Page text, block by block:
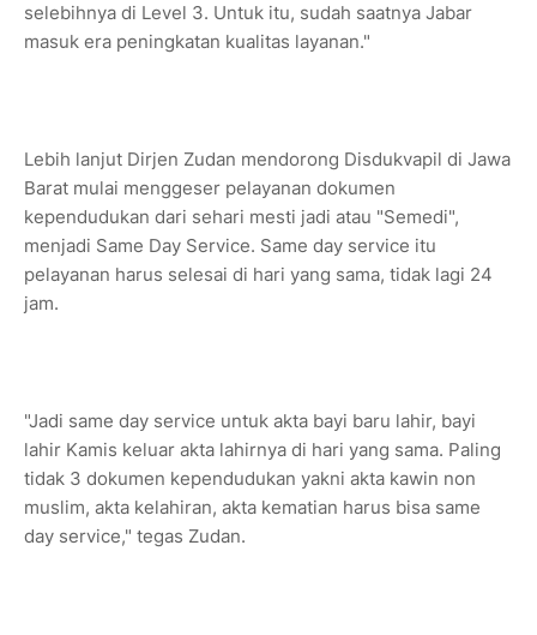
selebihnya di Level 3. Untuk itu, sudah saatnya Jabar
masuk era peningkatan kualitas layanan."
Lebih lanjut Dirjen Zudan mendorong Disdukvapil di Jawa
Barat mulai menggeser pelayanan dokumen
kependudukan dari sehari mesti jadi atau "Semedi",
menjadi Same Day Service. Same day service itu
pelayanan harus selesai di hari yang sama, tidak lagi 24
jam.
"Jadi same day service untuk akta bayi baru lahir, bayi
lahir Kamis keluar akta lahirnya di hari yang sama. Paling
tidak 3 dokumen kependudukan yakni akta kawin non
muslim, akta kelahiran, akta kematian harus bisa same
day service," tegas Zudan.